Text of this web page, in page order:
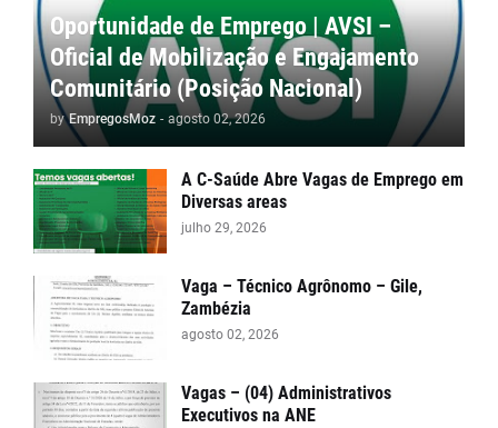
Oportunidade de Emprego | AVSI –
Oficial de Mobilização e Engajamento
Comunitário (Posição Nacional)
by EmpregosMoz - agosto 02, 2026
A C-Saúde Abre Vagas de Emprego em
Diversas areas
julho 29, 2026
Vaga – Técnico Agrônomo – Gile,
Zambézia
agosto 02, 2026
Vagas – (04) Administrativos
Executivos na ANE